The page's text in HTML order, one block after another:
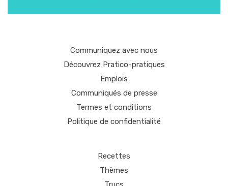
Communiquez avec nous
Découvrez Pratico-pratiques
Emplois
Communiqués de presse
Termes et conditions
Politique de confidentialité
Recettes
Thèmes